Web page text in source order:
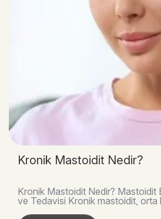
Kronik Mastoidit Nedir?
Kronik Mastoidit Nedir? Mastoidit
ve Tedavisi Kronik mastoidit, orta